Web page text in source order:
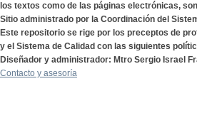
los textos como de las páginas electrónicas,
Sitio administrado por la Coordinación del
Este repositorio se rige por los preceptos de
y el Sistema de Calidad con las siguientes
Diseñador y administrador: Mtro Sergio Israel
Contacto y asesoría